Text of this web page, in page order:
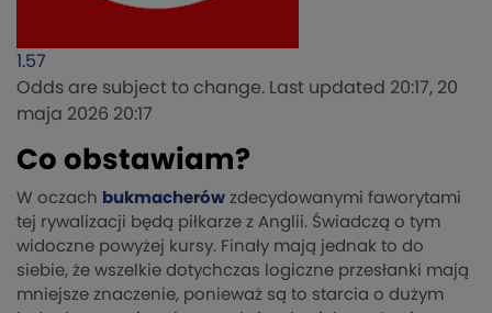
1.57
Odds are subject to change. Last updated 20:17, 20
maja 2026 20:17
Co obstawiam?
W oczach bukmacherów zdecydowanymi faworytami
tej rywalizacji będą piłkarze z Anglii. Świadczą o tym
widoczne powyżej kursy. Finały mają jednak to do
siebie, że wszelkie dotychczas logiczne przesłanki mają
mniejsze znaczenie, ponieważ są to starcia o dużym